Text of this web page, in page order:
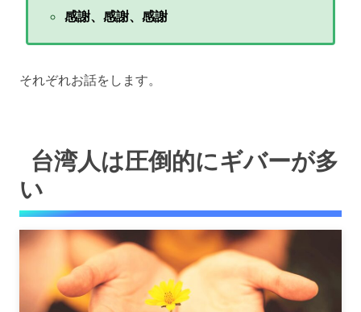
感謝、感謝、感謝
それぞれお話をします。
台湾人は圧倒的にギバーが多
い